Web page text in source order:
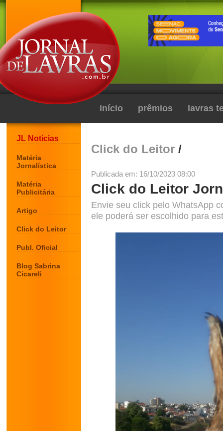
início prêmios lavras
JL Notícias
Matéria
Jornalística
Matéria
Publicitária
Artigo
Click do Leitor
Publ. Oficial
Blog Sabrina
Cicareli
Click do Leitor /
Publicada em: 16/10/2023 08:00
Click do Leitor
Envie seu click pelo WhatsApp
ele poderá ser escolhido para